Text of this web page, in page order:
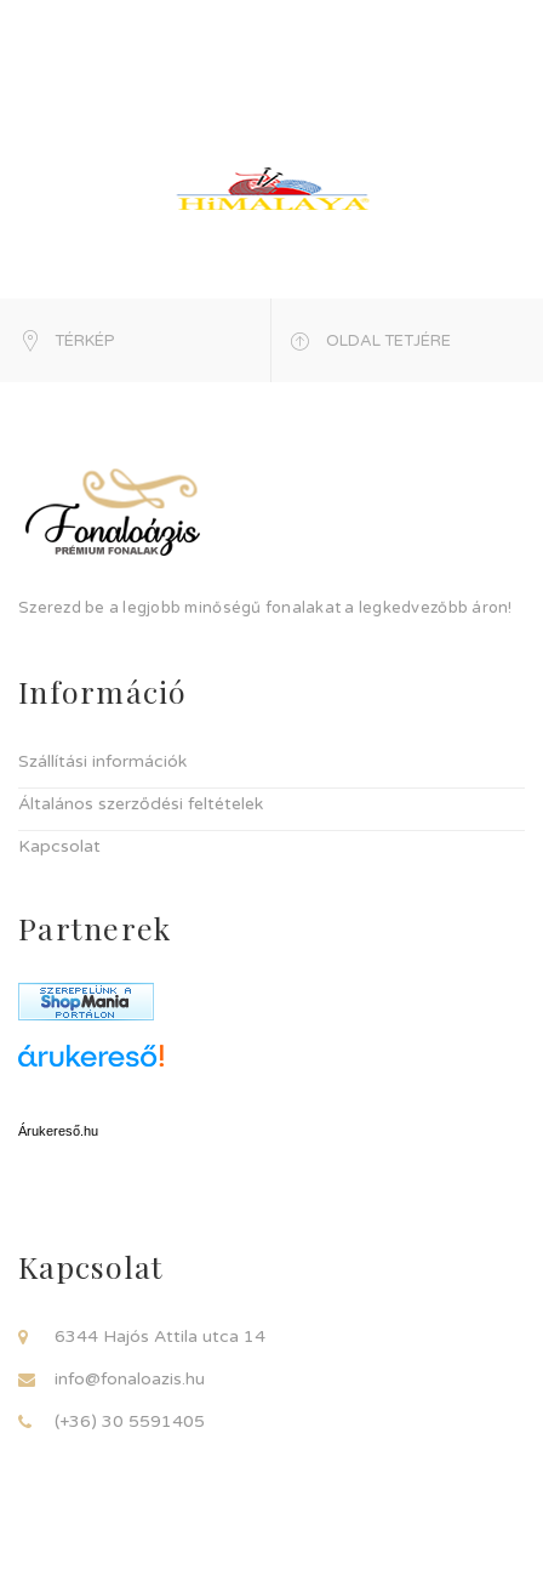
TÉRKÉP OLDAL TETJÉRE
Szerezd be a legjobb minőségű fonalakat a legkedvezőbb áron!
Információ
Szállítási információk
Általános szerződési feltételek
Kapcsolat
Partnerek
Árukereső.hu
Kapcsolat
6344 Hajós Attila utca 14
info@fonaloazis.hu
(+36) 30 5591405